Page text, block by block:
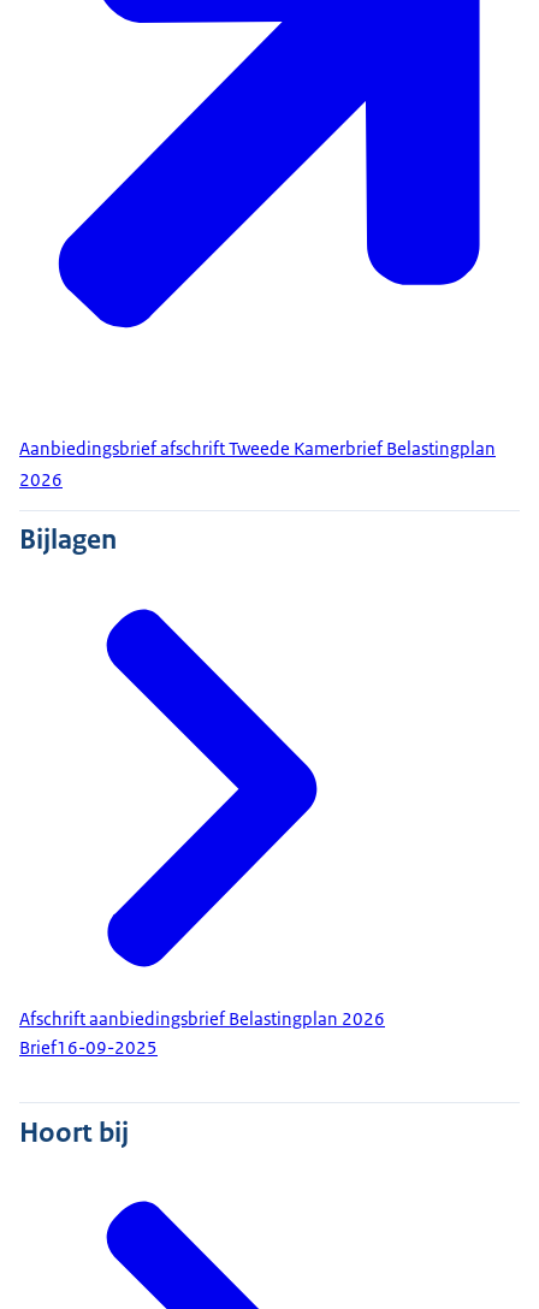
Aanbiedingsbrief afschrift Tweede Kamerbrief Belastingplan
2026
Bijlagen
Afschrift aanbiedingsbrief Belastingplan 2026
Brief16-09-2025
Hoort bij